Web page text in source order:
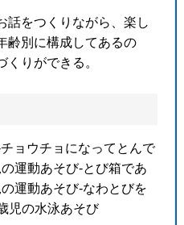
話をつくりながら、楽し
齢別に構成してあるの
りができる。
ョウチョになってとんで
運動あそび-とび箱であ
運動あそび-なわとびを
児の水泳あそび